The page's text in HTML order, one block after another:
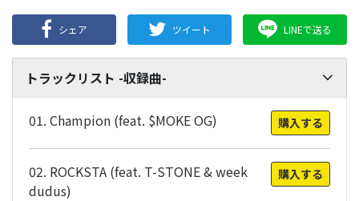
シェア ツイート LINEで送る
トラックリスト -収録曲-
01. Champion (feat. $MOKE OG) 購入する
02. ROCKSTA (feat. T-STONE & week
dudus)
購入する